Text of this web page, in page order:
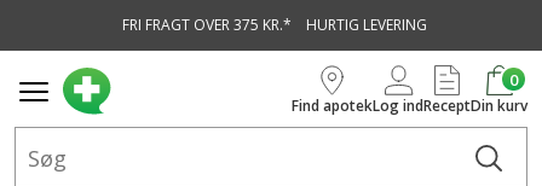
FRI FRAGT OVER 375 KR.* HURTIG LEVERING
Find apotekLog indRecept
0
Din kurv